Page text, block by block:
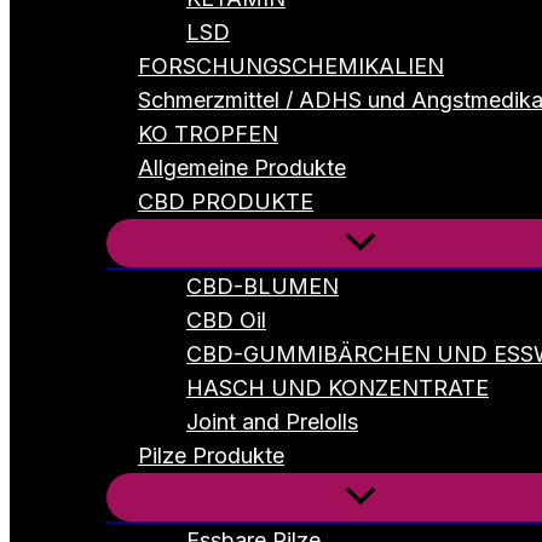
LSD
FORSCHUNGSCHEMIKALIEN
Schmerzmittel / ADHS und
KO TROPFEN
Allgemeine Produkte
CBD PRODUKTE
CBD-BLUMEN
CBD Oil
CBD-GUMMIBÄRCHEN UND
HASCH UND KONZENTRATE
Joint and Prelolls
Pilze Produkte